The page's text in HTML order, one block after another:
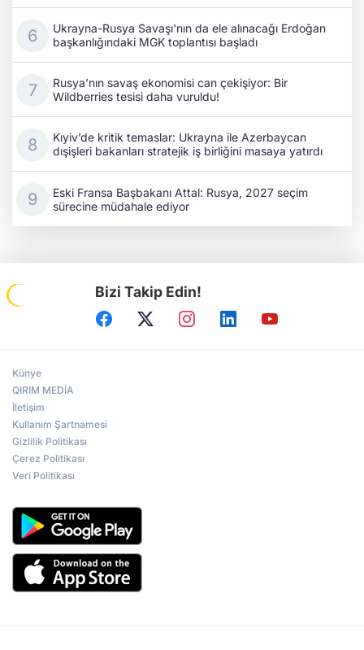
Ukrayna-Rusya Savaşı'nın da ele alınacağı Erdoğan
başkanlığındaki MGK toplantısı başladı
Rusya’nın savaş ekonomisi can çekişiyor: Bir
Wildberries tesisi daha vuruldu!
Kıyiv’de kritik temaslar: Ukrayna ile Azerbaycan
dışişleri bakanları stratejik iş birliğini masaya yatırdı
Eski Fransa Başbakanı Attal: Rusya, 2027 seçim
sürecine müdahale ediyor
Bizi Takip Edin!
Künye
QIRIM MEDİA
İletişim
Kullanım Şartnamesi
Gizlilik Politikası
Çerez Politikası
Veri Politikası